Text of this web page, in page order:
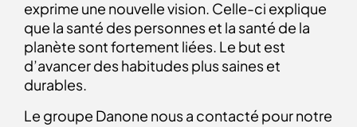
exprime une nouvelle vision. Celle-ci explique
que la santé des personnes et la santé de la
planète sont fortement liées. Le but est
d’avancer des habitudes plus saines et
durables.
Le groupe Danone nous a contacté pour notre